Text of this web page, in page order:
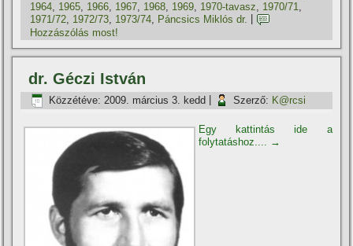
1964, 1965, 1966, 1967, 1968, 1969, 1970-tavasz, 1970/71,
1971/72 1972/73 1973/74 Páncsics Miklós dr.
Hozzászólás most!
dr. Géczi István
Közzétéve: 2009. március 3. kedd Szerző: K@rcsi
Egy kattintás ide a
folytatáshoz.... →